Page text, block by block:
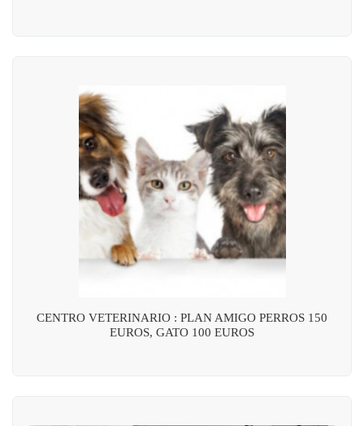
CENTRO VETERINARIO : PLAN AMIGO PERROS 150
EUROS, GATO 100 EUROS